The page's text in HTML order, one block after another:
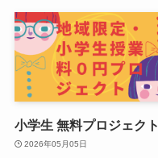
小学生 無料プロジェクト
2026年05月05日